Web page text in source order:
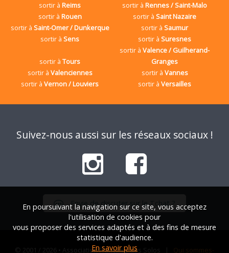
sortir àReims sortir àRennes / Saint-Malo
sortir à Rouen sortir àSaint Nazaire
sortir à Saint-Omer / Dunkerque sortir àSaumur
sortir àSens sortir àSuresnes
sortir àTours
sortir àValence / Guilherand-
Granges
sortir à Valenciennes sortir à Vannes
sortir àVernon / Louviers sortir àVersailles
Suivez-nous aussi sur les réseaux sociaux !
Envie de discuter sur le Tchat ?
© 2001 / 2026 • Association Française des Solos | Qui sommes-
En poursuivant la navigation sur ce site, vous acceptez
l'utilisation de cookies pour
vous proposer des services adaptés et à des fins de mesure
statistique d'audience.
En savoir plus